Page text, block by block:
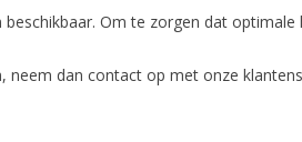
Om te zorgen dat
dan contact op met onze